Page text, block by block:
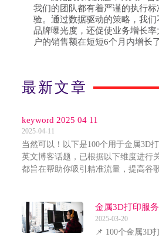
我们的团队都有着严谨的执行
验。通过数据驱动的策略，我
品牌曝光度，还促使业务增长
户的销售额在短短6个月内增长
最新文章
keyword 2025 04 11
2025-04-11
当然可以！以下是100个用于金属3D
英文博客话题，已根据以下维度进行
都旨在帮助你吸引精准流量，提高谷
金属3D打印服
2025-03-20
📌 100个金属3D